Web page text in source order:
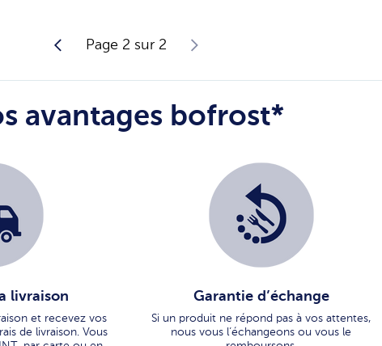
Page 2 sur 2
avantages bofrost*
livraison
et recevez vos
de livraison. Vous
Garantie d’échange
Si un produit ne répond pas à vos attentes,
nous vous l’échangeons ou vous le